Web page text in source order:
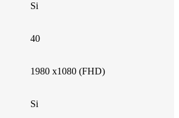
Si
40
1980 x1080 (FHD)
Si